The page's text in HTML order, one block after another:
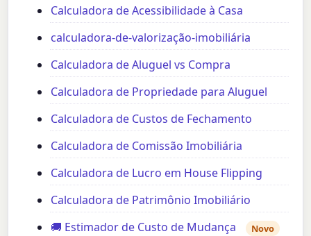
Calculadora de Acessibilidade à Casa
calculadora-de-valorização-imobiliária
Calculadora de Aluguel vs Compra
Calculadora de Propriedade para Aluguel
Calculadora de Custos de Fechamento
Calculadora de Comissão Imobiliária
Calculadora de Lucro em House Flipping
Calculadora de Patrimônio Imobiliário
🚚 Estimador de Custo de Mudança
Novo